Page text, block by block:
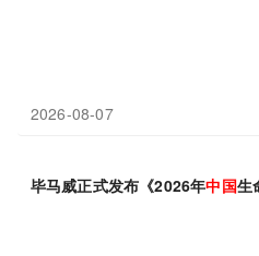
2026-08-07
毕马威正式发布《2026年中国生